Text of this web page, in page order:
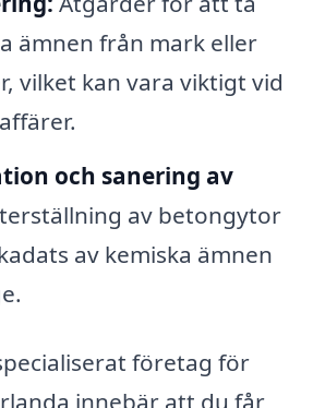
ämnen från mark eller
vilket kan vara viktigt vid
och sanering av
av betongytor
av kemiska ämnen
företag för
innebär att du får